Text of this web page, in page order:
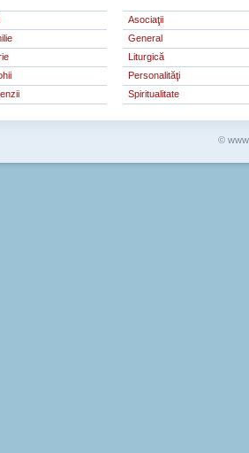
Asociaţii
General
Liturgică
Personalităţi
Spiritualitate
©